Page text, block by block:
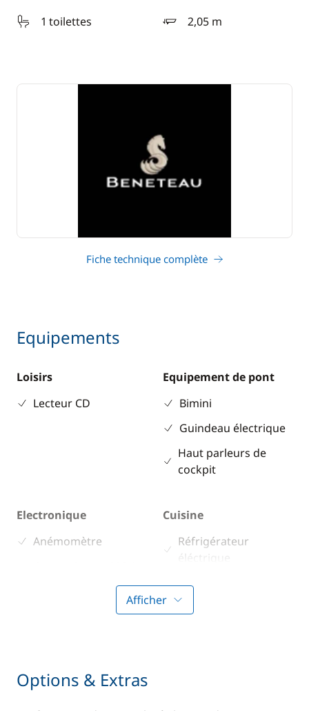
1 toilettes
2,05 m
tirant d'eau
Fiche technique complète
Equipements
Loisirs
Lecteur CD
Equipement de pont
Bimini
Guindeau électrique
Haut parleurs de
cockpit
Electronique
Anémomètre
Pilote automatique
Cuisine
Réfrigérateur
éléctrique
Confort
Afficher
Options & Extras